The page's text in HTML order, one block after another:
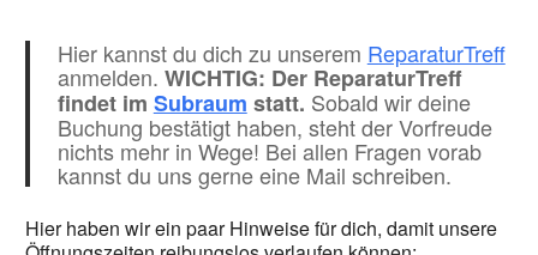
Hier kannst du dich zu unserem ReparaturTreff
anmelden. WICHTIG: Der ReparaturTreff
findet im Subraum statt. Sobald wir deine
Buchung bestätigt haben, steht der Vorfreude
nichts mehr in Wege! Bei allen Fragen vorab
kannst du uns gerne eine Mail schreiben.
Hier haben wir ein paar Hinweise für dich, damit unsere